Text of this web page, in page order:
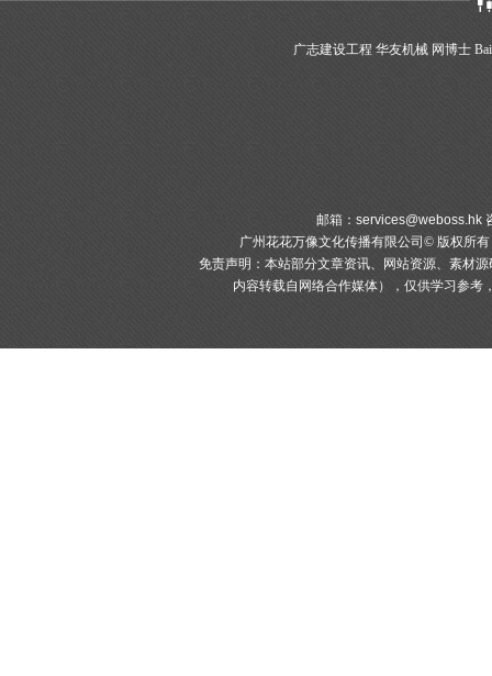
广志建设工程 华友机械 网博士
邮箱： services@weboss.hk
广州花花万像文化传播有限公司© 版权所有
免责声明：本站部分文章资讯、网站资源、素材
内容转载自网络合作媒体），仅供学习参